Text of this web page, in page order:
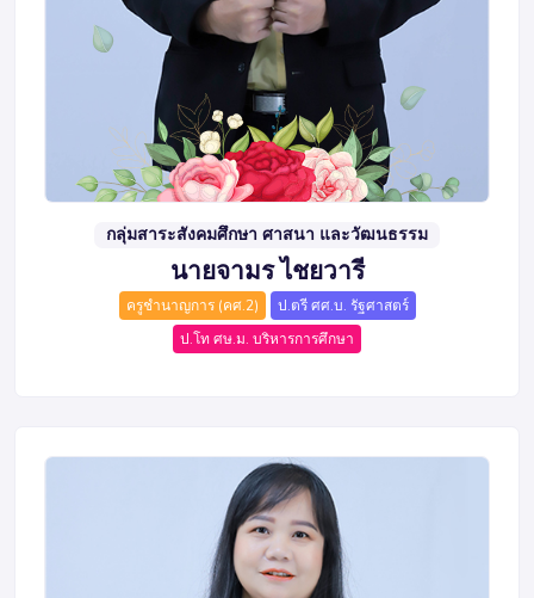
กลุ่มสาระสังคมศึกษา ศาสนา และวัฒนธรรม
นายจามร ไชยวารี
ครูชำนาญการ (คศ.2)
ป.ตรี ศศ.บ. รัฐศาสตร์
ป.โท ศษ.ม. บริหารการศึกษา